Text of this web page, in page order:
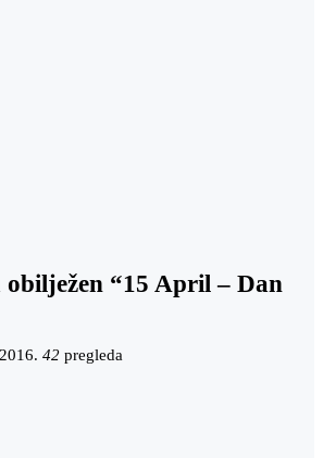
“15 April – Dan
42 pregleda